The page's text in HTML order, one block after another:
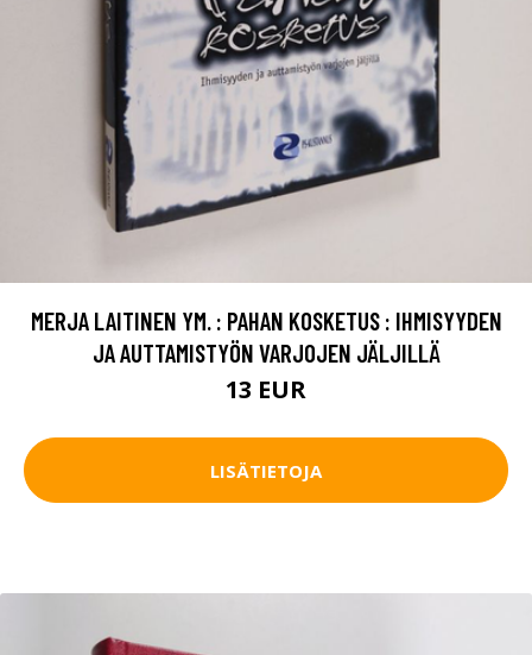
MERJA LAITINEN YM. : PAHAN KOSKETUS : IHMISYYDEN
JA AUTTAMISTYÖN VARJOJEN JÄLJILLÄ
13 EUR
LISÄTIETOJA